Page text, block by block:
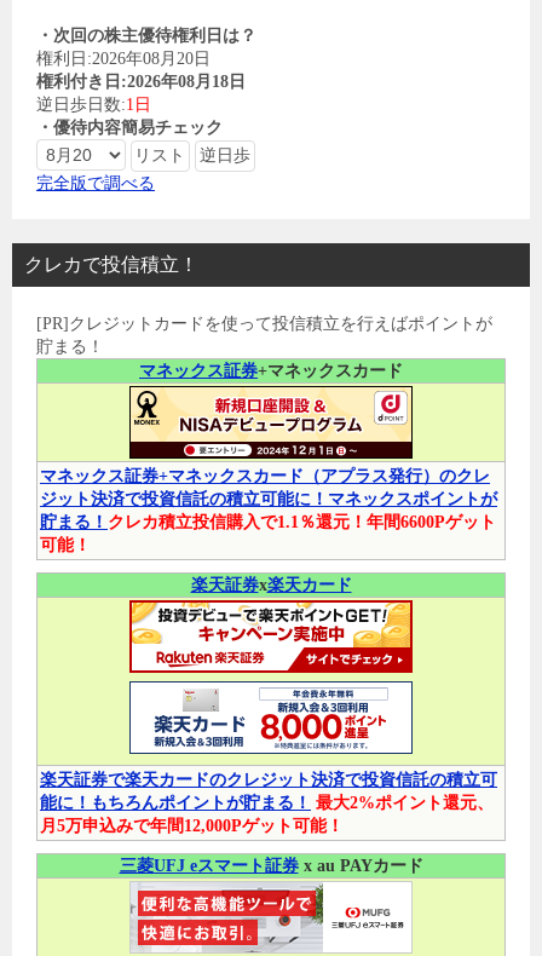
・次回の株主優待権利日は？
権利日:2026年08月20日
権利付き日:2026年08月18日
逆日歩日数:1日
・優待内容簡易チェック
完全版で調べる
クレカで投信積立！
[PR]クレジットカードを使って投信積立を行えばポイントが
貯まる！
マネックス証券+マネックスカード
マネックス証券+マネックスカード（アプラス発行）のクレ
ジット決済で投資信託の積立可能に！マネックスポイントが
貯まる！ クレカ積立投信購入で1.1％還元！年間6600Pゲット
可能！
楽天証券x楽天カード
楽天証券で楽天カードのクレジット決済で投資信託の積立可
能に！もちろんポイントが貯まる！ 最大2%ポイント還元、
月5万申込みで年間12,000Pゲット可能！
三菱UFJ eスマート証券x au PAYカード